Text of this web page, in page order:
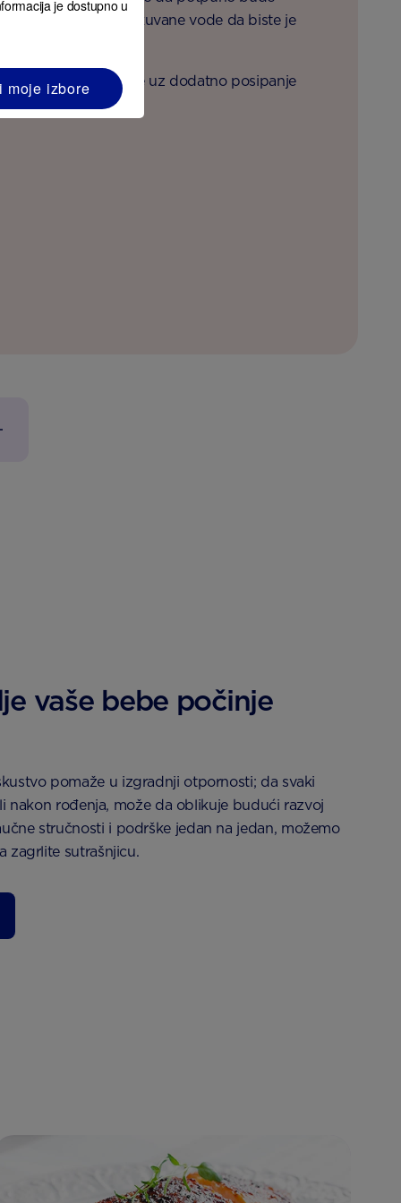
dodajte još skuvane vode da biste je
na kraju i poslužite uz dodatno posipanje
vaše bebe počinje
pomaže u izgradnji otpornosti; da svaki
nakon rođenja, može da oblikuje budući razvoj
stručnosti i podrške jedan na jedan, možemo
zagrlite sutrašnjicu.
je dostupno u
moje izbore